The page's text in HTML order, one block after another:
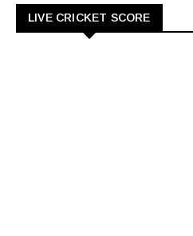
LIVE CRICKET SCORE